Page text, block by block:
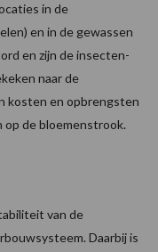
in de
en in de gewassen
en zijn de insecten-
naar de
kosten en opbrengsten
op de bloemenstrook.
van de
Daarbij is